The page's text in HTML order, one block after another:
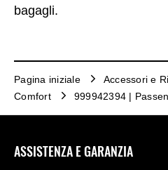
bagagli.
Pagina iniziale Accessori e
Comfort
999942394 |
ASSISTENZA E GARANZIA